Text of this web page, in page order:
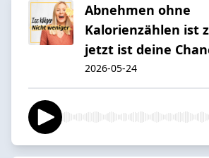
Abnehmen ohne
Kalorienzählen ist
jetzt ist deine
2026-05-24